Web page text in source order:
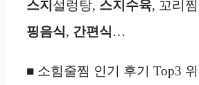
스지 설렁탕, 스지수육, 꼬리
핑음식, 간편식…
■ 소힘줄찜 인기 후기 Top3